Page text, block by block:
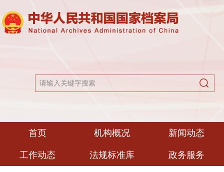
首页 机构概况 新闻动态
工作动态 法规标准库 政务服务